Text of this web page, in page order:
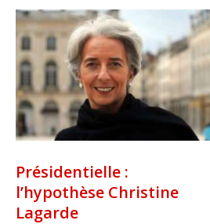
Présidentielle :
l’hypothèse Christine
Lagarde